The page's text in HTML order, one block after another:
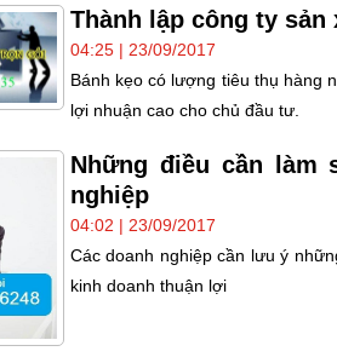
Thành lập công ty sản
04:25 | 23/09/2017
Bánh kẹo có lượng tiêu thụ hàng
lợi nhuận cao cho chủ đầu tư.
Những điều cần làm
nghiệp
04:02 | 23/09/2017
Các doanh nghiệp cần lưu ý
kinh doanh thuận lợi